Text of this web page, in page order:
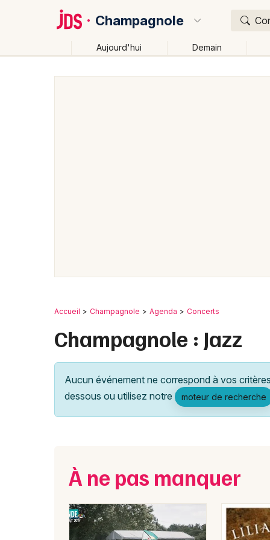
Champagnole
Aujourd'hui Demain
Accueil Champagnole Agenda Concerts
Champagnole : Jazz
Aucun événement ne correspond à vos
dessous ou utilisez notre
moteur de recherche
À ne pas manquer